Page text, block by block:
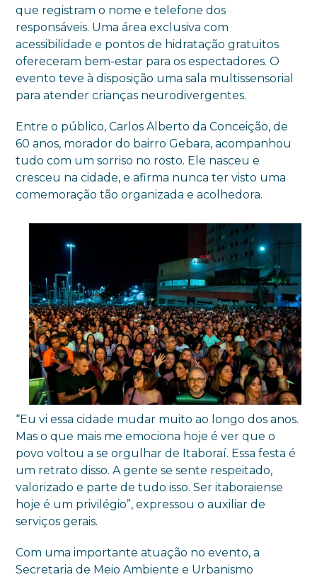
que registram o nome e telefone dos
responsáveis. Uma área exclusiva com
acessibilidade e pontos de hidratação gratuitos
ofereceram bem-estar para os espectadores. O
evento teve à disposição uma sala multissensorial
para atender crianças neurodivergentes.
Entre o público, Carlos Alberto da Conceição, de
60 anos, morador do bairro Gebara, acompanhou
tudo com um sorriso no rosto. Ele nasceu e
cresceu na cidade, e afirma nunca ter visto uma
comemoração tão organizada e acolhedora.
“Eu vi essa cidade mudar muito ao longo dos anos.
Mas o que mais me emociona hoje é ver que o
povo voltou a se orgulhar de Itaboraí. Essa festa é
um retrato disso. A gente se sente respeitado,
valorizado e parte de tudo isso. Ser itaboraiense
hoje é um privilégio”, expressou o auxiliar de
serviços gerais.
Com uma importante atuação no evento, a
Secretaria de Meio Ambiente e Urbanismo